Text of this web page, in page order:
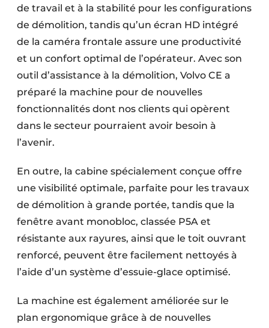
de travail et à la stabilité pour les configurations
de démolition, tandis qu’un écran HD intégré
de la caméra frontale assure une productivité
et un confort optimal de l’opérateur. Avec son
outil d’assistance à la démolition, Volvo CE a
préparé la machine pour de nouvelles
fonctionnalités dont nos clients qui opèrent
dans le secteur pourraient avoir besoin à
l’avenir.
En outre, la cabine spécialement conçue offre
une visibilité optimale, parfaite pour les travaux
de démolition à grande portée, tandis que la
fenêtre avant monobloc, classée P5A et
résistante aux rayures, ainsi que le toit ouvrant
renforcé, peuvent être facilement nettoyés à
l’aide d’un système d’essuie-glace optimisé.
La machine est également améliorée sur le
plan ergonomique grâce à de nouvelles